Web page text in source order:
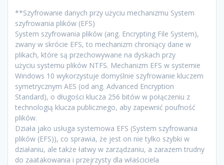
**Szyfrowanie danych przy użyciu mechanizmu System
szyfrowania plików (EFS)
System szyfrowania plików (ang. Encrypting File System),
zwany w skrócie EFS, to mechanizm chroniący dane w
plikach, które są przechowywane na dyskach przy
użyciu systemu plików NTFS. Mechanizm EFS w systemie
Windows 10 wykorzystuje domyślnie szyfrowanie kluczem
symetrycznym AES (od ang. Advanced Encryption
Standard), o długości klucza 256 bitów w połączeniu z
technologią klucza publicznego, aby zapewnić poufność
plików.
Działa jako usługa systemowa EFS (System szyfrowania
plików (EFS)), co sprawia, że jest on nie tylko szybki w
działaniu, ale także łatwy w zarządzaniu, a zarazem trudny
do zaatakowania i przejrzysty dla właściciela